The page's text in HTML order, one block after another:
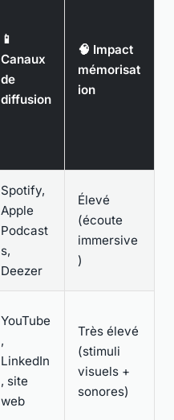
📱
Canaux
de
diffusion
🧠 Impact
mémorisat
ion
Spotify,
Apple
Podcast
s,
Deezer
Élevé
(écoute
immersive
)
YouTube
,
LinkedIn
, site
web
Très élevé
(stimuli
visuels +
sonores)